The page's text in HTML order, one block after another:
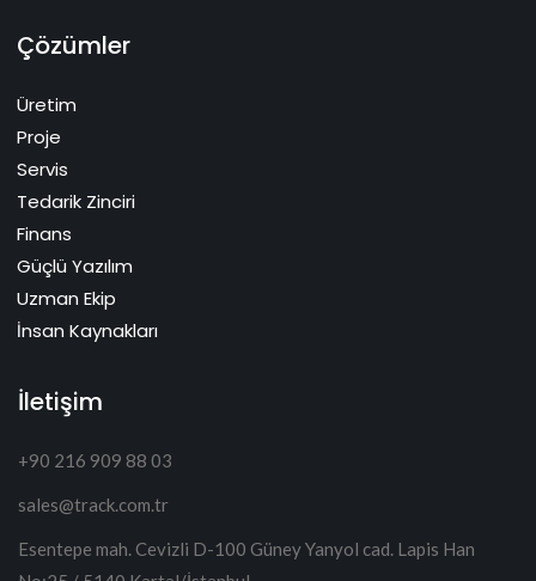
Çözümler
Üretim
Proje
Servis
Tedarik Zinciri
Finans
Güçlü Yazılım
Uzman Ekip
İnsan Kaynakları
İletişim
+90 216 909 88 03
sales@track.com.tr
Esentepe mah. Cevizli D-100 Güney Yanyol cad. Lapis Han